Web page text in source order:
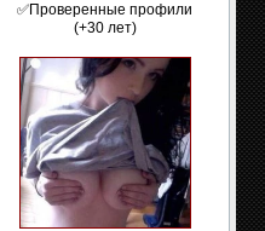
✅Проверенные профили
(+30 лет)